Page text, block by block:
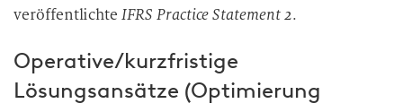
veröffentlichteIFRS Practice Statement 2.
Operative/kurzfristige
Lösungsansätze (Optimierung